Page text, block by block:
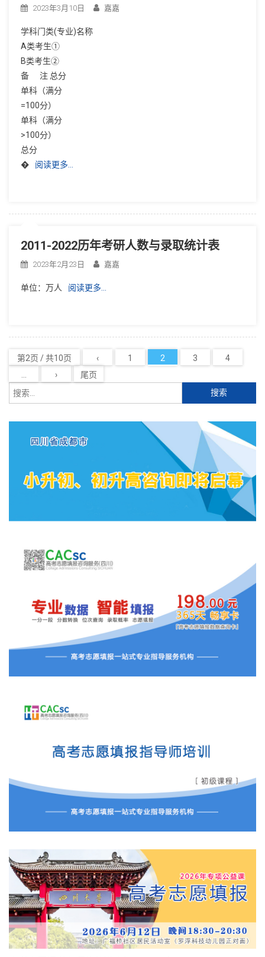
2023年3月10日 嘉嘉
学科门类(专业)名称
A类考生①
B类考生②
备 注 总分
单科（满分
=100分）
单科（满分
>100分）
总分
�
阅读更多…
2011-2022历年考研人数与录取统计表
2023年2月23日 嘉嘉
单位：万人 阅读更多…
第2页 / 共10页 ‹ 1 2 3
4
›
尾页
索：